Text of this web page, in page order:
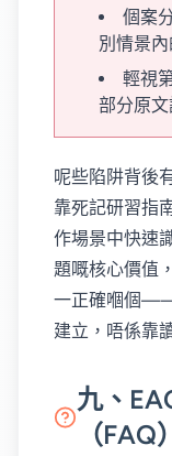
個案
別情景
輕視
部分原
呢些陷阱背後
靠死記研習指
作場景中快速
題嘅核心價值
一正確嗰個
建立，唔係靠
九、
（FAQ）